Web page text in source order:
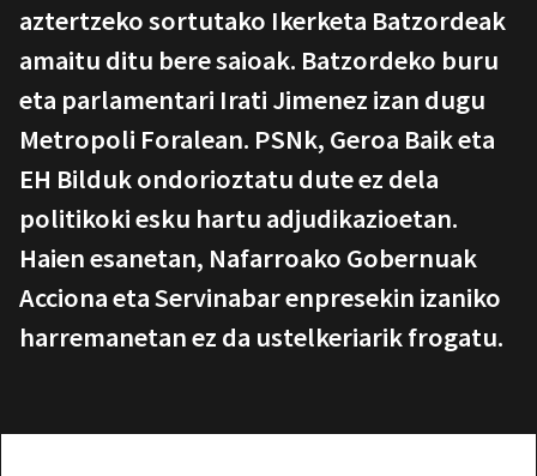
aztertzeko sortutako Ikerketa Batzordeak
amaitu ditu bere saioak. Batzordeko buru
eta parlamentari Irati Jimenez izan dugu
Metropoli Foralean. PSNk, Geroa Baik eta
EH Bilduk ondorioztatu dute ez dela
politikoki esku hartu adjudikazioetan.
Haien esanetan, Nafarroako Gobernuak
Acciona eta Servinabar enpresekin izaniko
harremanetan ez da ustelkeriarik frogatu.